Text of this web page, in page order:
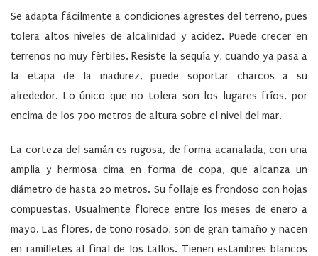
Se adapta fácilmente a condiciones agrestes del terreno, pues
tolera altos niveles de alcalinidad y acidez. Puede crecer en
terrenos no muy fértiles. Resiste la sequía y, cuando ya pasa a
la etapa de la madurez, puede soportar charcos a su
alrededor. Lo único que no tolera son los lugares fríos, por
encima de los 700 metros de altura sobre el nivel del mar.
La corteza del samán es rugosa, de forma acanalada, con una
amplia y hermosa cima en forma de copa, que alcanza un
diámetro de hasta 20 metros. Su follaje es frondoso con hojas
compuestas. Usualmente florece entre los meses de enero a
mayo. Las flores, de tono rosado, son de gran tamaño y nacen
en ramilletes al final de los tallos. Tienen estambres blancos